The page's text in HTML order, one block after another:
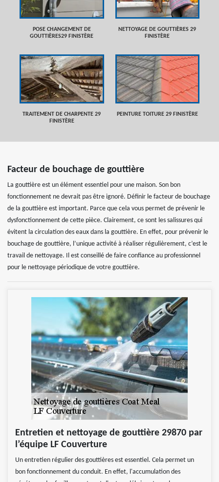
POSE CHANGEMENT DE
GOUTTIÈRES29 FINISTÈRE
NETTOYAGE DE GOUTTIÈRES 29
FINISTÈRE
TRAITEMENT DE CHARPENTE 29
FINISTÈRE
PEINTURE TOITURE 29 FINISTÈRE
Facteur de bouchage de gouttière
La gouttière est un élément essentiel pour une maison. Son bon
fonctionnement ne devrait pas être ignoré. Définir le facteur de bouchage
de la gouttière est important. Parce que cela vous permet de prévenir le
dysfonctionnement de cette pièce. Clairement, ce sont les salissures qui
évitent la circulation des eaux dans la gouttière. En effet, pour prévenir le
bouchage de gouttière, l’unique activité à réaliser régulièrement, c’est le
travail de nettoyage. Il est conseillé de faire confiance au professionnel
pour le nettoyage périodique de votre gouttière.
Entretien et nettoyage de gouttière 29870 par
l’équipe LF Couverture
Un entretien régulier des gouttières est essentiel. Cela permet un
bon fonctionnement du conduit. En effet, l'accumulation des